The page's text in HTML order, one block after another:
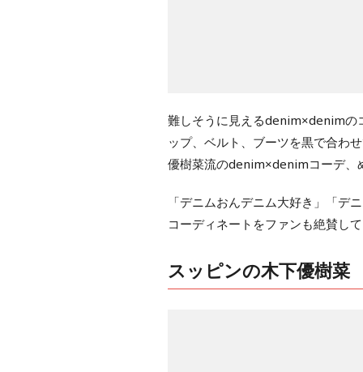
難しそうに見えるdenim×denimの
ップ、ベルト、ブーツを黒で合わ
優樹菜流のdenim×denimコーデ、
「デニムおんデニム大好き」「デ
コーディネートをファンも絶賛し
スッピンの木下優樹菜